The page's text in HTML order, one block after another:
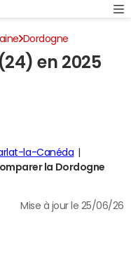
Dordogne
en 2025
la-Canéda
la Dordogne
Mise à jour le 25/06/26